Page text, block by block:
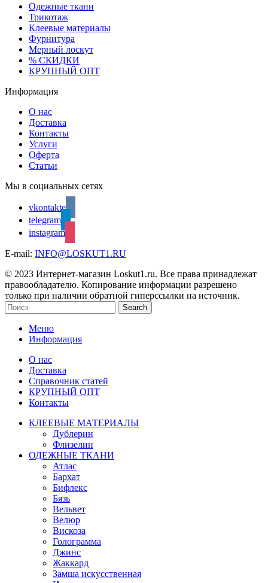
Одежные ткани
Трикотаж
Клеевые материалы
Фурнитура
Мерный лоскут
% СКИДКИ
КРУПНЫЙ ОПТ
Информация
О нас
Доставка
Контакты
Услуги
Оферта
Статьи
Мы в социальных сетях
vkontakte
telegram
instagram
E-mail: INFO@LOSKUT1.RU
© 2023 Интернет-магазин Loskut1.ru. Все права принадлежат
правообладателю. Копирование информации разрешено
только при наличии обратной гиперссылки на источник.
Search
Меню
Информация
О нас
Доставка
Справочник статей
КРУПНЫЙ ОПТ
Контакты
КЛЕЕВЫЕ МАТЕРИАЛЫ
Дублерин
Флизелин
ОДЕЖНЫЕ ТКАНИ
Атлас
Бархат
Бифлекс
Бязь
Вельвет
Велюр
Вискоза
Голограмма
Джинс
Жаккард
Замша искусственная